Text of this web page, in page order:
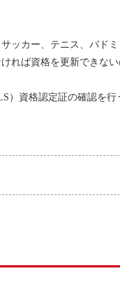
ッカー、テニス、バド
れば資格を更新できな
）資格認定証の確認を行